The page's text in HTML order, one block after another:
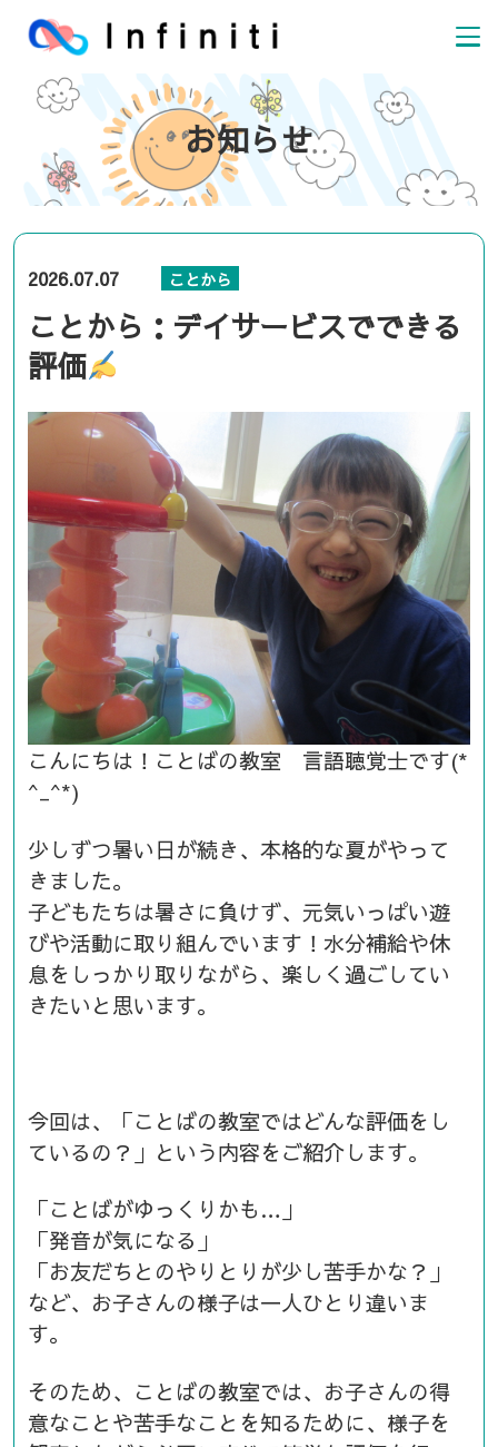
お知らせ
2026.07.07 ことから
ことから：デイサービスでできる
評価
こんにちは！ことばの教室 言語聴覚士です(*
^_^*)
少しずつ暑い日が続き、本格的な夏がやって
きました。
子どもたちは暑さに負けず、元気いっぱい遊
びや活動に取り組んでいます！水分補給や休
息をしっかり取りながら、楽しく過ごしてい
きたいと思います。
今回は、「ことばの教室ではどんな評価をし
ているの？」という内容をご紹介します。
「ことばがゆっくりかも…」
「発音が気になる」
「お友だちとのやりとりが少し苦手かな？」
など、お子さんの様子は一人ひとり違いま
す。
そのため、ことばの教室では、お子さんの得
意なことや苦手なことを知るために、様子を